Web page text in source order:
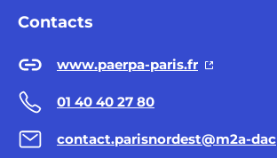
Contacts
www.paerpa-paris.fr
01 40 40 27 80
contact.parisnordest@m2a-dac